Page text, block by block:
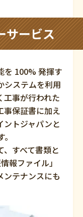
サービス
を 100% 発揮す
システムを利用
工事が行われた
事保証書に加え
ントジャパンと
すべて書類と
報ファイル」
ンテナンスにも